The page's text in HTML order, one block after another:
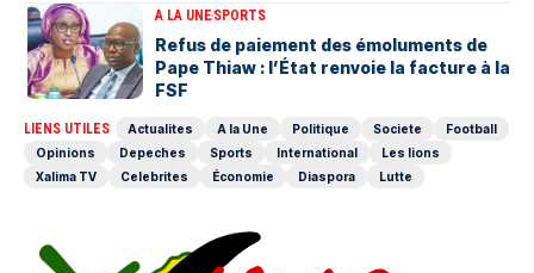
A LA UNESPORTS
Refus de paiement des émoluments de
Pape Thiaw : l’État renvoie la facture à la
FSF
LIENS UTILES Actualites A la Une Politique Societe
Football
Opinions
Depeches Sports International
Les lions
Xalima TV
Celebrites Économie Diaspora Lutte